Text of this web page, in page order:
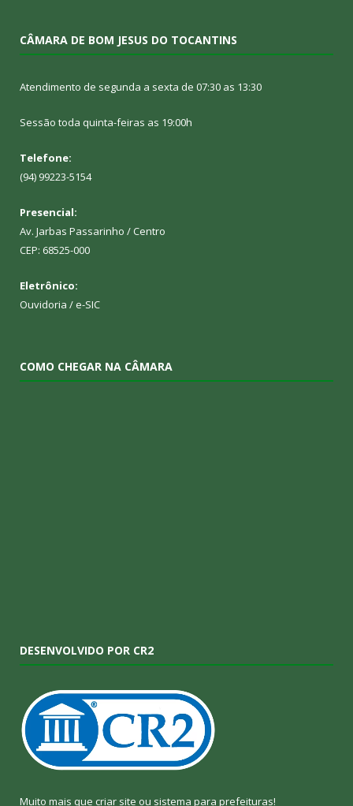
CÂMARA DE BOM JESUS DO TOCANTINS
Atendimento de segunda a sexta de 07:30 as 13:30
Sessão toda quinta-feiras as 19:00h
Telefone:
(94) 99223-5154
Presencial:
Av. Jarbas Passarinho / Centro
CEP: 68525-000
Eletrônico:
Ouvidoria / e-SIC
COMO CHEGAR NA CÂMARA
DESENVOLVIDO POR CR2
Muito mais que criar site ou sistema para prefeituras!